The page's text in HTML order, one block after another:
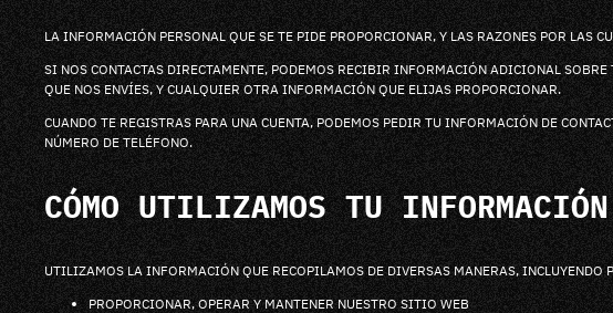
LA INFORMACIÓN PERSONAL QUE SE TE PIDE PROPORCIONAR, Y LAS RAZONES POR LAS
SI NOS CONTACTAS DIRECTAMENTE, PODEMOS RECIBIR INFORMACIÓN ADICIONAL
QUE NOS ENVÍES, Y CUALQUIER OTRA INFORMACIÓN QUE ELIJAS PROPORCIONAR.
CUANDO TE REGISTRAS PARA UNA CUENTA, PODEMOS PEDIR TU INFORMACIÓN DE
NÚMERO DE TELÉFONO.
CÓMO UTILIZAMOS TU INFORMACIÓN
UTILIZAMOS LA INFORMACIÓN QUE RECOPILAMOS DE DIVERSAS MANERAS, INCLUYENDO
PROPORCIONAR, OPERAR Y MANTENER NUESTRO SITIO WEB